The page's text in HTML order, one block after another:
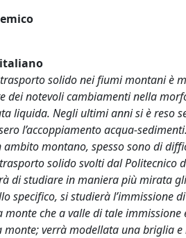
solido nei fiumi montani è
dei notevoli cambiamenti nella
liquida. Negli ultimi anni si è reso
l’accoppiamento acqua-
montano, spesso sono di
solido svolti dal Politecnico
di studiare in maniera più mirata
specifico, si studierà
monte che a valle di tale
monte; verrà modellata una briglia